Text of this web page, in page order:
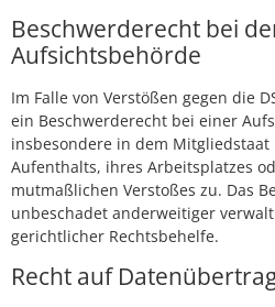
Beschwerde­recht bei
Aufsichts­behörde
Im Falle von Verstößen gegen die
ein Beschwerderecht bei einer
insbesondere in dem
Aufenthalts, ihres Arbeitsplatzes
mutmaßlichen Verstoßes zu. Das
unbeschadet anderweitiger
gerichtlicher Rechtsbehelfe.
Recht auf